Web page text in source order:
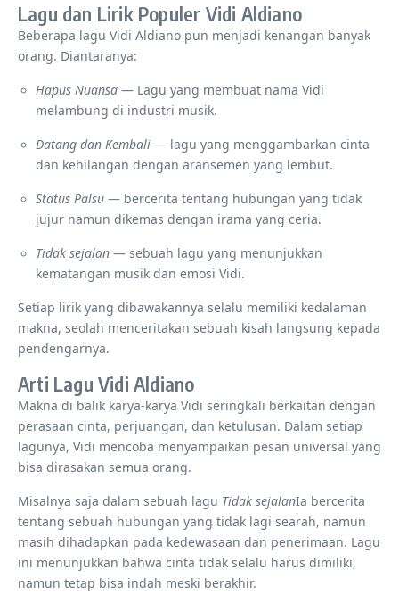
Lagu dan Lirik Populer Vidi Aldiano
Beberapa lagu Vidi Aldiano pun menjadi kenangan banyak
orang. Diantaranya:
Hapus Nuansa — Lagu yang membuat nama Vidi
melambung di industri musik.
Datang dan Kembali — lagu yang menggambarkan cinta
dan kehilangan dengan aransemen yang lembut.
Status Palsu — bercerita tentang hubungan yang tidak
jujur ​​namun dikemas dengan irama yang ceria.
Tidak sejalan — sebuah lagu yang menunjukkan
kematangan musik dan emosi Vidi.
Setiap lirik yang dibawakannya selalu memiliki kedalaman
makna, seolah menceritakan sebuah kisah langsung kepada
pendengarnya.
Arti Lagu Vidi Aldiano
Makna di balik karya-karya Vidi seringkali berkaitan dengan
perasaan cinta, perjuangan, dan ketulusan. Dalam setiap
lagunya, Vidi mencoba menyampaikan pesan universal yang
bisa dirasakan semua orang.
Misalnya saja dalam sebuah lagu Tidak sejalanIa bercerita
tentang sebuah hubungan yang tidak lagi searah, namun
masih dihadapkan pada kedewasaan dan penerimaan. Lagu
ini menunjukkan bahwa cinta tidak selalu harus dimiliki,
namun tetap bisa indah meski berakhir.